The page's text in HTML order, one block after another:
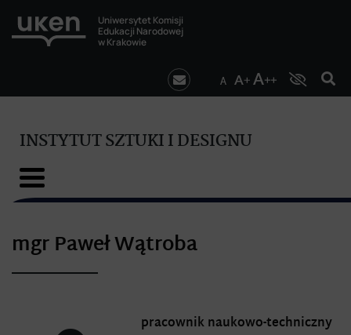
Uniwersytet Komisji
Edukacji Narodowej
w Krakowie
INSTYTUT SZTUKI I DESIGNU
mgr Paweł Wątroba
pracownik naukowo-techniczny